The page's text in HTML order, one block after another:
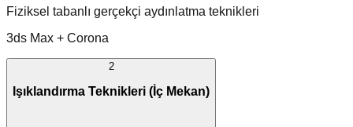
Fiziksel tabanlı gerçekçi aydınlatma teknikleri
3ds Max + Corona
2
Işıklandırma Teknikleri (İç Mekan)